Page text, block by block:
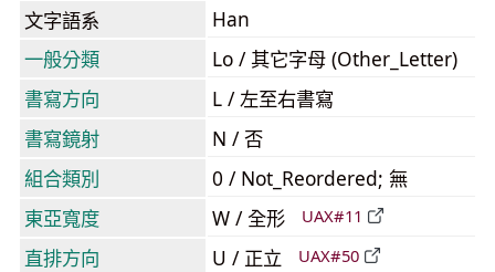
文字語系
Han
一般分類
Lo / 其它字母 (Other_Letter)
書寫方向
L / 左至右書寫
書寫鏡射
N / 否
組合類別
0 / Not_Reordered; 無
東亞寬度
W / 全形 UAX#11
直排方向 U / 正立 UAX#50